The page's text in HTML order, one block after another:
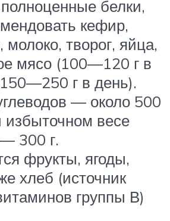
белки,
кефир,
молоко, творог, яйца,
мясо (100—120 г в
г в день).
— около 500
избыточном весе
300 г.
фрукты, ягоды,
хлеб (источник
группы В)